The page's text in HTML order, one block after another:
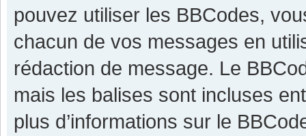
pouvez utiliser les BBCodes,
chacun de vos messages en
rédaction de message. Le
mais les balises sont incluses
plus d’informations sur le